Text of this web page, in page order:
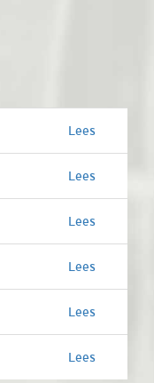
Lees
Lees
Lees
Lees
Lees
Lees